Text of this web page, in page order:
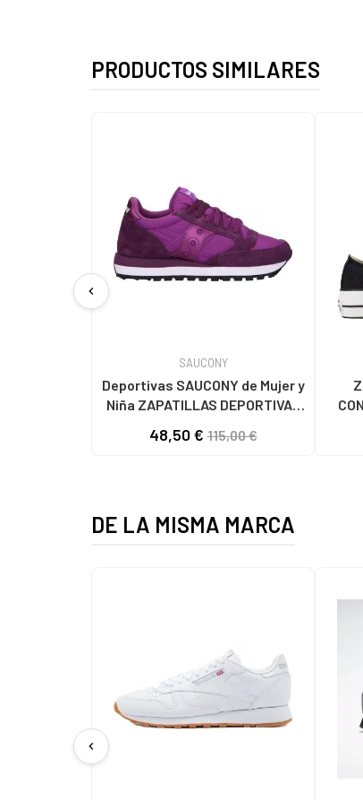
PRODUCTOS SIMILARES
chevron_left
SAUCONY
Deportivas SAUCONY de Mujer y
Niña ZAPATILLAS DEPORTIVAS
HOMBRE MORADO
48,50 €115,00 €
DE LA MISMA MARCA
chevron_left